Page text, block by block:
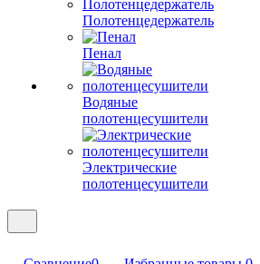
Полотенцедержатель
Пенал
Водяные
полотенцесушители
Электрические
полотенцесушители